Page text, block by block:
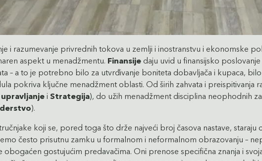
i razumevanje privrednih tokova u zemlji i inostranstvu i ekonomske
aspekt u menadžmentu. Finansije daju uvid u finansijsko
– a to je potrebno bilo za utvrđivanje boniteta dobavljača i kupaca,
pokriva ključne menadžment oblasti. Od širih zahvata i preispitivanja
i Strategija), do užih menadžment disciplina neophodnih
).
koji se, pored toga što drže najveći broj časova nastave,
često prisutnu zamku u formalnom i neformalnom obrazovanju –
gostujućim predavačima. Oni prenose specifična znanja i